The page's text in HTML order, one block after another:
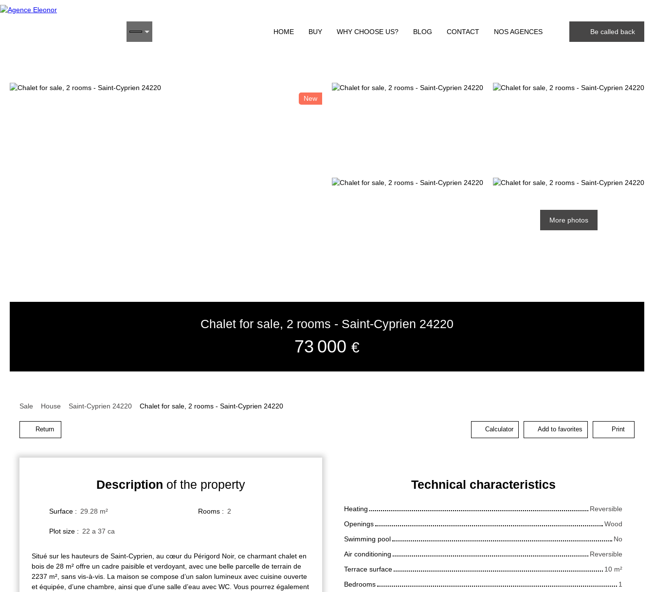
HOME BUY WHY CHOOSE US? BLOG CONTACT NOS AGENCES Be called back
New
More photos
Chalet for sale, 2 rooms - Saint-Cyprien 24220
73 000 €
Sale House Saint-Cyprien 24220 Chalet for sale, 2 rooms - Saint-Cyprien 24220
Return Calculator Add to favorites Print
Description of the property
Surface : 29.28 m² Rooms : 2
Plot size : 22 a 37 ca
Situé sur les hauteurs de Saint-Cyprien, au cœur du Périgord Noir, ce charmant chalet en
bois de 28 m² offre un cadre paisible et verdoyant, avec une belle parcelle de terrain de
2237 m², sans vis-à-vis. La maison se compose d’un salon lumineux avec cuisine ouverte
et équipée, d’une chambre, ainsi que d’une salle d’eau avec WC. Vous pourrez également
Technical characteristics
Heating
Reversible
Openings
Wood
Swimming pool
No
Air conditioning
Reversible
Terrace surface
10 m²
Bedrooms
1